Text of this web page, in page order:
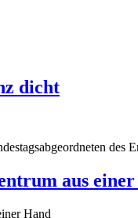
dicht
des
aus